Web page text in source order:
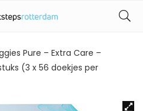
Pure – Extra Care –
(3 x 56 doekjes per